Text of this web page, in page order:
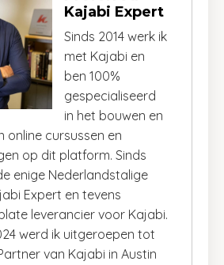
Kajabi Expert
Sinds 2014 werk ik
met Kajabi en
ben 100%
gespecialiseerd
in het bouwen en
online cursussen en
op dit platform. Sinds
enige Nederlandstalige
Expert en tevens
leverancier voor Kajabi.
werd ik uitgeroepen tot
van Kajabi in Austin